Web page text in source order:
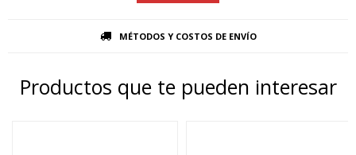
MÉTODOS Y COSTOS DE ENVÍO
Productos que te pueden interesar